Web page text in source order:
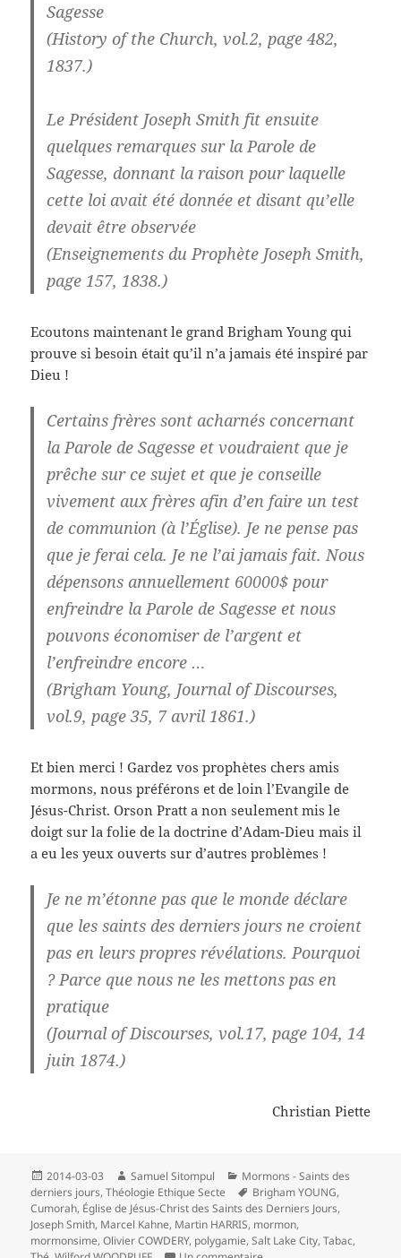
Sagesse
(History of the Church, vol.2, page 482,
1837.)
Le Président Joseph Smith fit ensuite
quelques remarques sur la Parole de
Sagesse, donnant la raison pour laquelle
cette loi avait été donnée et disant qu’elle
devait être observée
(Enseignements du Prophète Joseph Smith,
page 157, 1838.)
Ecoutons maintenant le grand Brigham Young qui
prouve si besoin était qu’il n’a jamais été inspiré par
Dieu !
Certains frères sont acharnés concernant
la Parole de Sagesse et voudraient que je
prêche sur ce sujet et que je conseille
vivement aux frères afin d’en faire un test
de communion (à l’Église). Je ne pense pas
que je ferai cela. Je ne l’ai jamais fait. Nous
dépensons annuellement 60000$ pour
enfreindre la Parole de Sagesse et nous
pouvons économiser de l’argent et
l’enfreindre encore …
(Brigham Young, Journal of Discourses,
vol.9, page 35, 7 avril 1861.)
Et bien merci ! Gardez vos prophètes chers amis
mormons, nous préférons et de loin l’Evangile de
Jésus-Christ. Orson Pratt a non seulement mis le
doigt sur la folie de la doctrine d’Adam-Dieu mais il
a eu les yeux ouverts sur d’autres problèmes !
Je ne m’étonne pas que le monde déclare
que les saints des derniers jours ne croient
pas en leurs propres révélations. Pourquoi
? Parce que nous ne les mettons pas en
pratique
(Journal of Discourses, vol.17, page 104, 14
juin 1874.)
Christian Piette
Publié
le
2014-03-03 Auteur
Samuel Sitompul Catégories
Mormons - Saints des
derniers jours,Théologie Ethique Secte
Mots-
clés
Brigham YOUNG,
Cumorah, Église de Jésus-Christ des Saints des Derniers Jours,
Joseph Smith, Marcel Kahne, Martin HARRIS, mormon,
mormonsime,Olivier COWDERY, polygamie,Salt Lake City,Tabac,